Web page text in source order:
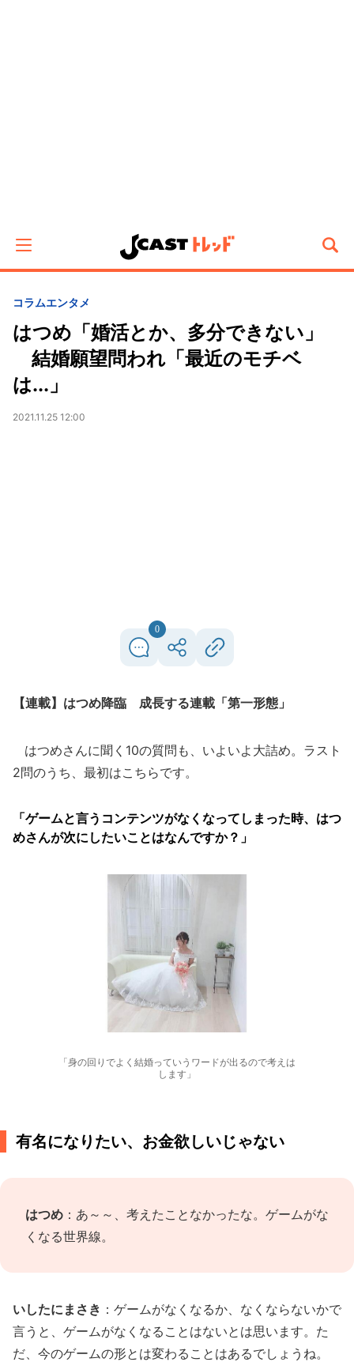
コラムエンタメ
はつめ「婚活とか、多分できない」
結婚願望問われ「最近のモチベ
は...」
2021.11.25 12:00
0
【連載】はつめ降臨 成長する連載「第一形態」
はつめさんに聞く10の質問も、いよいよ大詰め。ラスト
2問のうち、最初はこちらです。
「ゲームと言うコンテンツがなくなってしまった時、はつ
めさんが次にしたいことはなんですか？」
「身の回りでよく結婚っていうワードが出るので考えは
します」
有名になりたい、お金欲しいじゃない
はつめ ：あ～～、考えたことなかったな。ゲームがな
くなる世界線。
いしたにまさき ：ゲームがなくなるか、なくならないかで
言うと、ゲームがなくなることはないとは思います。た
だ、今のゲームの形とは変わることはあるでしょうね。